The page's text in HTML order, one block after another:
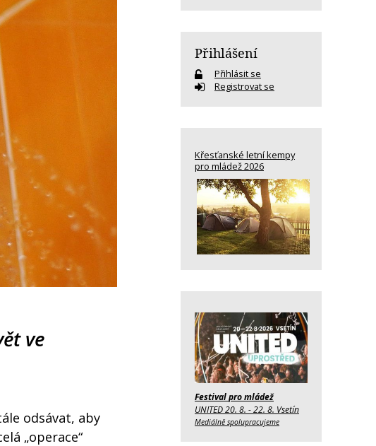
ve
odsávat, aby
„operace“
Přihlášení
Přihlásit se
Registrovat se
Křesťanské letní kempy
pro mládež 2026
Festival pro mládež
UNITED 20. 8. - 22. 8. Vsetín
Mediálně spolupracujeme